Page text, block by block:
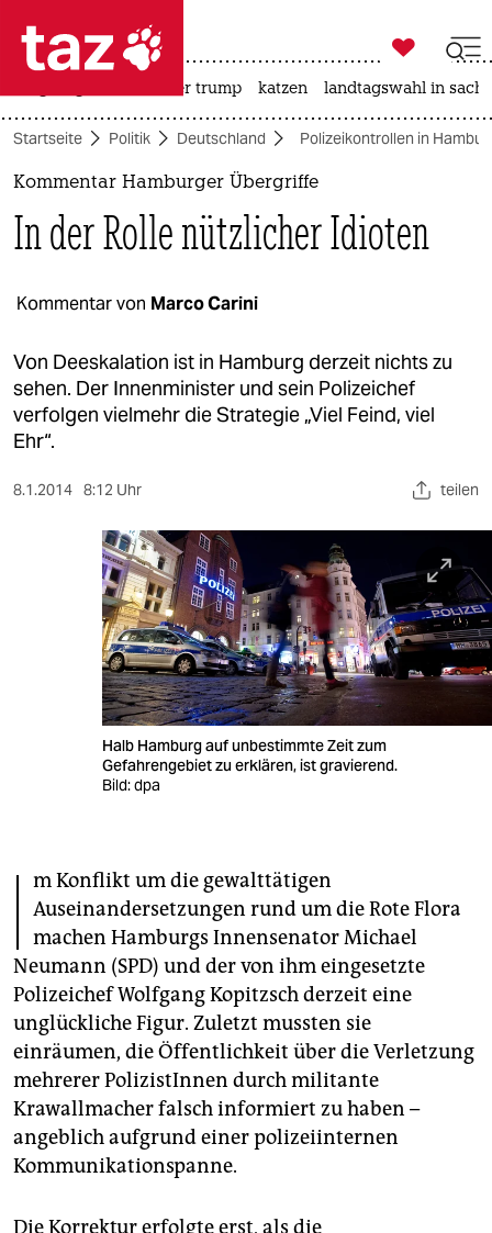
 taz zahl ich
taz zahl ich
politik
öko
gesellschaft
kultur
sport
berlin
wahrheit
veranstaltungen
abo
genossenschaft
epaper login

taz zahl ich
usa unter trump katzen landtagswahl in
Startseite Politik Deutschland Polizeikontrollen in
Kommentar Hamburger Übergriffe
In der Rolle nützlicher Idioten
Kommentar von Marco Carini
Von Deeskalation ist in Hamburg derzeit nichts zu
sehen. Der Innenminister und sein Polizeichef
verfolgen vielmehr die Strategie „Viel Feind, viel
Ehr“.
8.1.2014 8:12 Uhr teilen
Halb Hamburg auf unbestimmte Zeit zum
Gefahrengebiet zu erklären, ist gravierend.
Bild: dpa
I m Konflikt um die gewalttätigen
Auseinandersetzungen rund um die Rote Flora
machen Hamburgs Innensenator Michael
Neumann (SPD) und der von ihm eingesetzte
Polizeichef Wolfgang Kopitzsch derzeit eine
unglückliche Figur. Zuletzt mussten sie
einräumen, die Öffentlichkeit über die Verletzung
mehrerer PolizistInnen durch militante
Krawallmacher falsch informiert zu haben –
angeblich aufgrund einer polizeiinternen
Kommunikationspanne.
Die Korrektur erfolgte erst, als die